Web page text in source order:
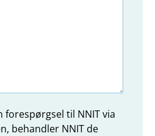
forespørgsel til NNIT via
behandler NNIT de